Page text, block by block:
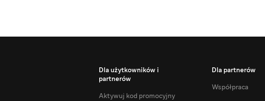
Dla użytkowników i
partnerów
Aktywuj kod promocyjny
Dla partnerów
Współpraca